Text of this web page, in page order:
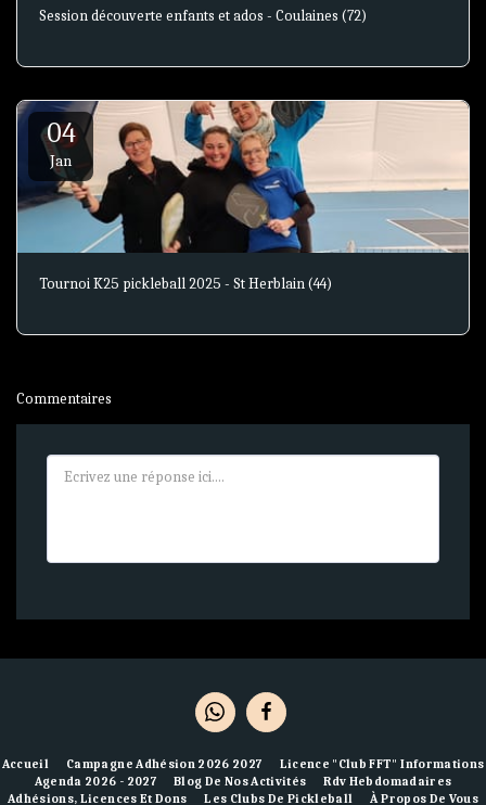
Session découverte enfants et ados - Coulaines (72)
04
Jan
Tournoi K25 pickleball 2025 - St Herblain (44)
Commentaires
Accueil Campagne Adhésion 2026 2027
Licence "Club FFT" Informations
Agenda 2026 - 2027
Blog De Nos Activités
Rdv Hebdomadaires
Adhésions, Licences Et Dons
Les Clubs De Pickleball À Propos De Vous